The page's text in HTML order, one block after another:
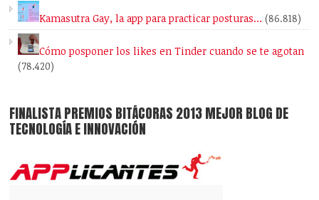
Kamasutra Gay, la app para practicar posturas… (86.818)
Cómo posponer los likes en Tinder cuando se te agotan
(78.420)
FINALISTA PREMIOS BITÁCORAS 2013 MEJOR BLOG DE
TECNOLOGÍA E INNOVACIÓN